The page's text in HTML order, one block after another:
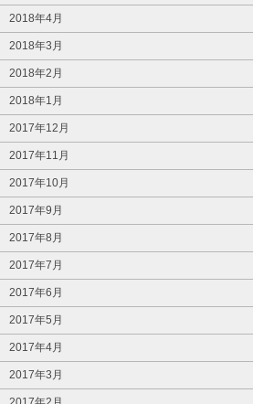
2018年4月
2018年3月
2018年2月
2018年1月
2017年12月
2017年11月
2017年10月
2017年9月
2017年8月
2017年7月
2017年6月
2017年5月
2017年4月
2017年3月